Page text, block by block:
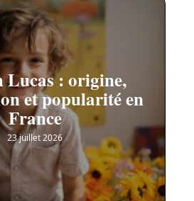
Lucas : origine,
et popularité en
France
23 juillet 2026